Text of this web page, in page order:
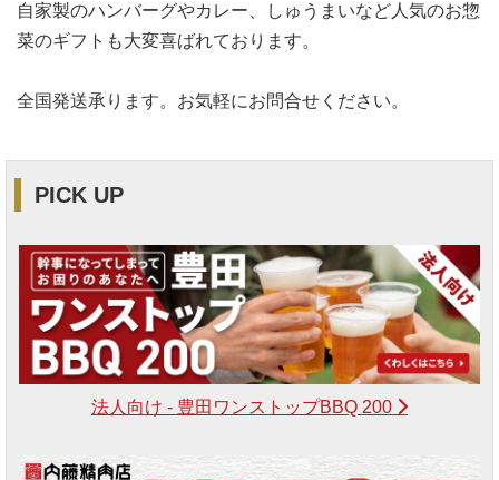
自家製のハンバーグやカレー、しゅうまいなど人気のお惣
菜のギフトも大変喜ばれております。
全国発送承ります。お気軽にお問合せください。
PICK UP
法人向け - 豊田ワンストップBBQ 200